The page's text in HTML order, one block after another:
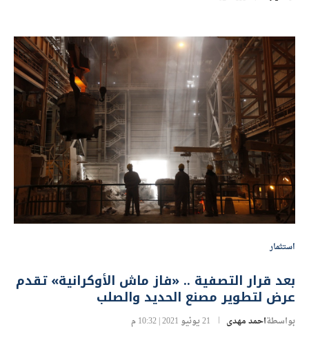
استثمار
بعد قرار التصفية .. «فاز ماش الأوكرانية» تقدم
عرض لتطوير مصنع الحديد والصلب
بواسطةاحمد مهدى 21 يونيو 2021 | 10:32 م